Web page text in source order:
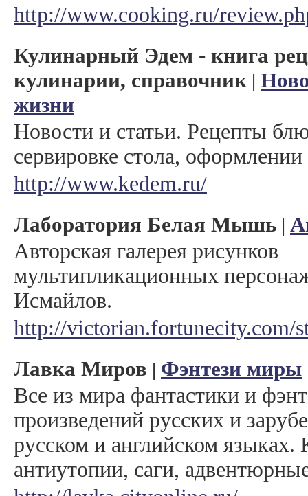
http://www.cooking.ru/
Кулинарный Эдем - книга
кулинарии, справочник |
жизни
Новости и статьи. Рецепты
сервировке стола,
http://www.kedem.ru/
Лаборатория Белая Мышь |
Авторская галерея рисунков
мультипликационных
Исмайлов.
http://victorian.fortunecity.com/
Лавка Миров | Фэнтези миры
Все из мира фантастики и
произведений русских и
русском и английском
антиутопии, саги,